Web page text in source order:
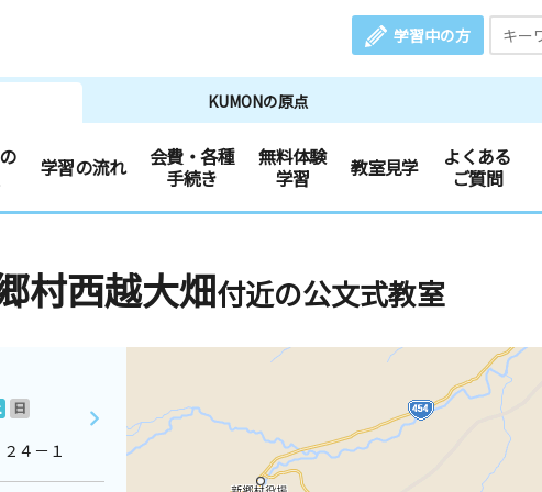
学習中の方
KUMONの原点
学習の流れ
会費・各種
手続き
無料体験
学習
教室見学
よくある
ご質問
村西越大畑付近の公文式教室
日
４－１